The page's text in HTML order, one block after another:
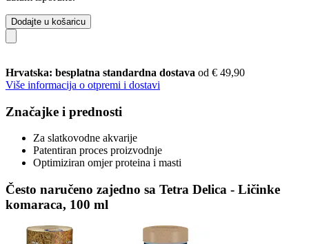
Dodajte u košaricu
Hrvatska: besplatna standardna dostava od € 49,90
Više informacija o otpremi i dostavi
Značajke i prednosti
Za slatkovodne akvarije
Patentiran proces proizvodnje
Optimiziran omjer proteina i masti
Često naručeno zajedno sa Tetra Delica - Ličinke
komaraca, 100 ml